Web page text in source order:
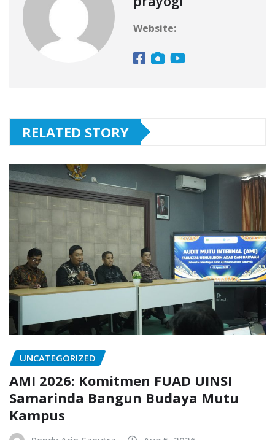
Website:
RELATED STORY
UNCATEGORIZED
AMI 2026: Komitmen FUAD UINSI
Samarinda Bangun Budaya Mutu
Kampus